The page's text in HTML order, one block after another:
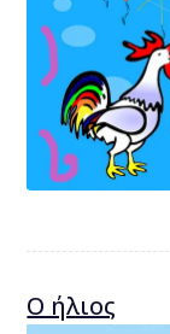
Ο ήλιος